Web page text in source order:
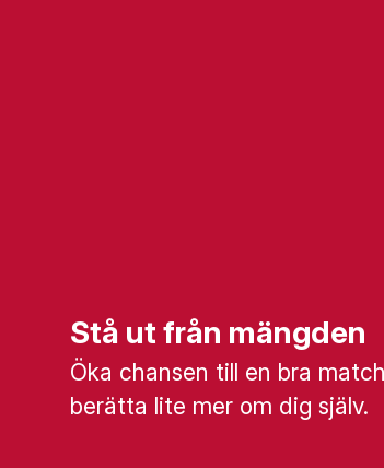
Stå ut från mängden
Öka chansen till en bra
berätta lite mer om dig själv.